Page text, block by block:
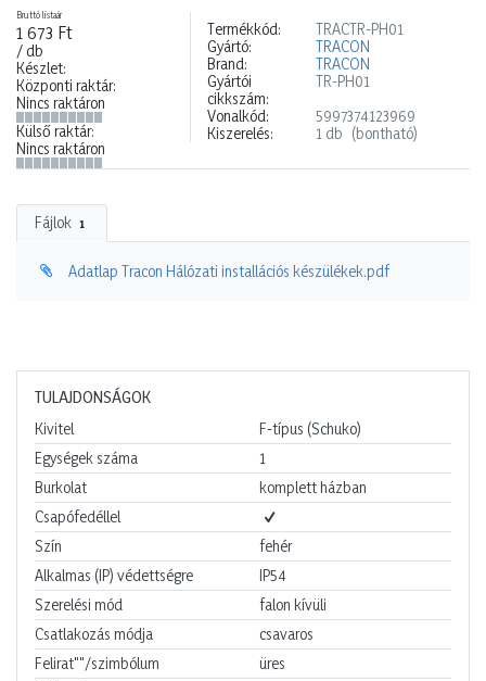
Bruttó listaár
1 673 Ft
/ db
Készlet:
Központi raktár:
Nincs raktáron
Külső raktár:
Nincs raktáron
Termékkód:
TRACTR-PH01
Gyártó:
TRACON
Brand:
TRACON
Gyártói
cikkszám:
TR-PH01
Vonalkód:
5997374123969
Kiszerelés:
1 db (bontható)
Fájlok 1
Adatlap Tracon Hálózati installációs készülékek.pdf
TULAJDONSÁGOK
Kivitel
F-típus (Schuko)
Egységek száma
1
Burkolat
komplett házban
Csapófedéllel
Szín
fehér
Alkalmas (IP) védettségre
IP54
Szerelési mód
falon kívüli
Csatlakozás módja
csavaros
Felirat""/szimbólum
üres